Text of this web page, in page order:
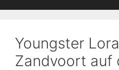
Youngster
Zandvoort auf